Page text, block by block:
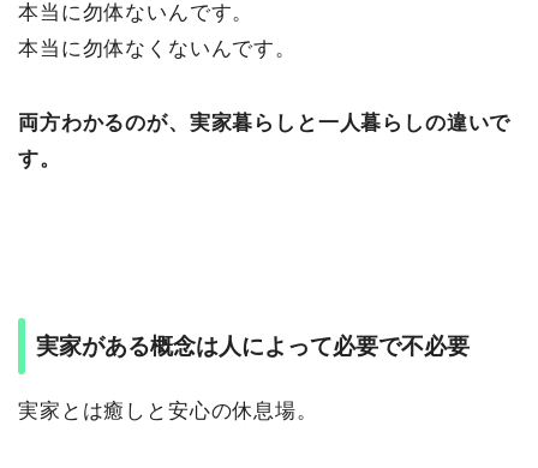
本当に勿体ないんです。
本当に勿体なくないんです。
両方わかるのが、実家暮らしと一人暮らしの違いで
す。
実家がある概念は人によって必要で不必要
実家とは癒しと安心の休息場。